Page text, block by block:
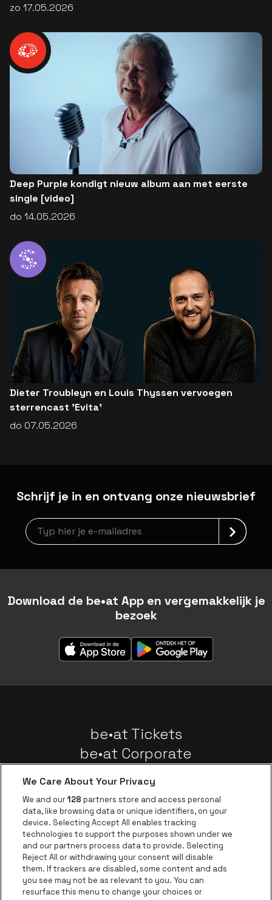
zo 17.05.2026
Deep Purple kondigt nieuw album aan met eerste
single [video]
do 14.05.2026
Dieter Troubleyn en Louis Thyssen vervoegen
sterrencast 'Evita'
do 07.05.2026
Schrijf je in en ontvang onze nieuwsbrief
newsLetterLabel
Download de be•at App en vergemakkelijk je
bezoek
be•at Tickets
be•at Corporate
Nieuws
Instagram
Facebook
Threads
TiktokYoutube
Ga naar de website van AFAS Software logo
Ga naar de website van Lotto
Ga naar de
Ga naar de website van Trixxo
Ga naar de
We Care About Your Privacy
We and our128 partners store and access personal
data, like browsing data or unique identifiers, on your
device. Selecting Accept All enables tracking
technologies to support the purposes shown under we
and our partners process data to provide. Selecting
Reject All or withdrawing your consent will disable
them. If trackers are disabled, some content and ads
you see may not be as relevant to you. You can
resurface this menu to change your choices or